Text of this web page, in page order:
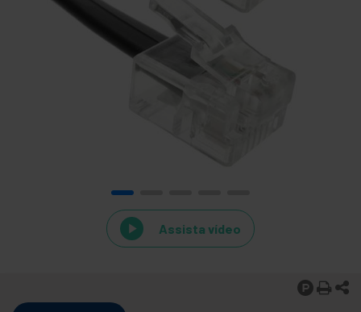
Assista vídeo